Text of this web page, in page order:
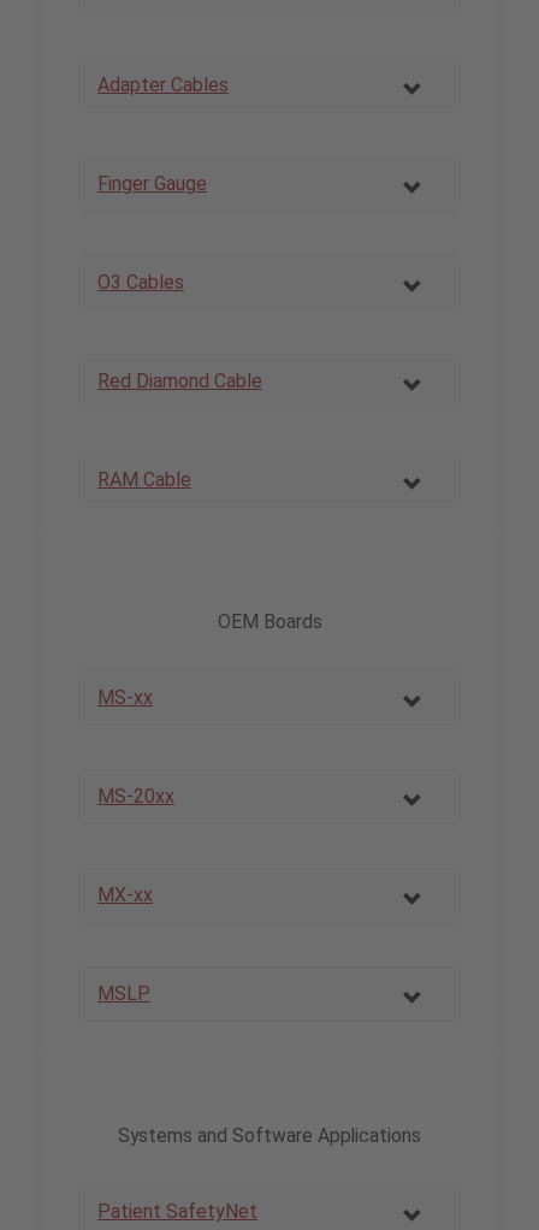
Adapter Cables
Finger Gauge
O3 Cables
Red Diamond Cable
RAM Cable
OEM Boards
MS-xx
MS-20xx
MX-xx
MSLP
Systems and Software Applications
Patient SafetyNet